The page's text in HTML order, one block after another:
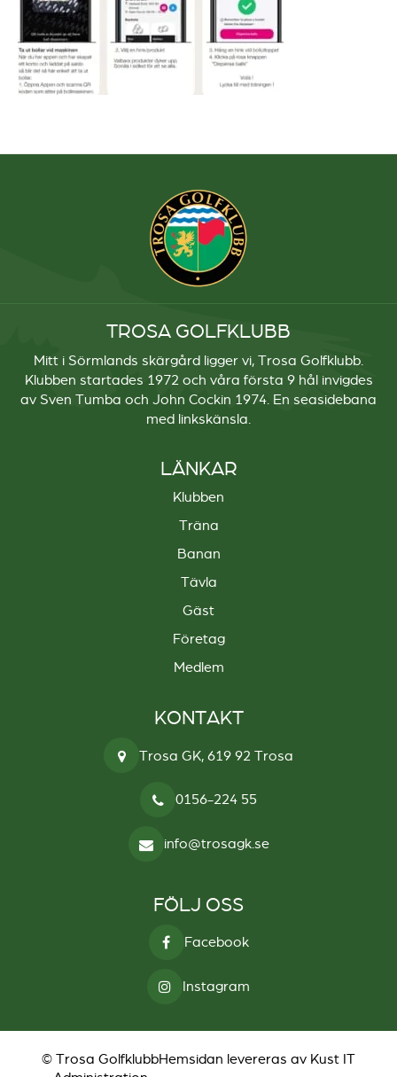
TROSA GOLFKLUBB
Mitt i Sörmlands skärgård ligger vi, Trosa Golfklubb.
Klubben startades 1972 och våra första 9 hål invigdes
av Sven Tumba och John Cockin 1974. En seasidebana
med linkskänsla.
LÄNKAR
Klubben
Träna
Banan
Tävla
Gäst
Företag
Medlem
KONTAKT
Trosa GK, 619 92 Trosa
0156-224 55
info@trosagk.se
FÖLJ OSS
Facebook
Instagram
© Trosa GolfklubbHemsidan levereras av Kust IT